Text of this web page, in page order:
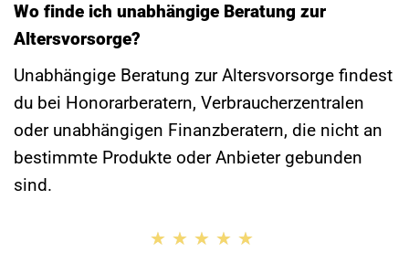
Wo finde ich unabhängige Beratung zur
Altersvorsorge?
Unabhängige Beratung zur Altersvorsorge findest
du bei Honorarberatern, Verbraucherzentralen
oder unabhängigen Finanzberatern, die nicht an
bestimmte Produkte oder Anbieter gebunden
sind.
★★★★★
★★★★★